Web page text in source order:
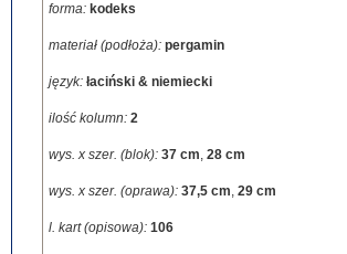
forma: kodeks
materiał (podłoża): pergamin
język: łaciński & niemiecki
ilość kolumn: 2
wys. x szer. (blok): 37 cm, 28 cm
wys. x szer. (oprawa): 37,5 cm, 29 cm
l. kart (opisowa): 106